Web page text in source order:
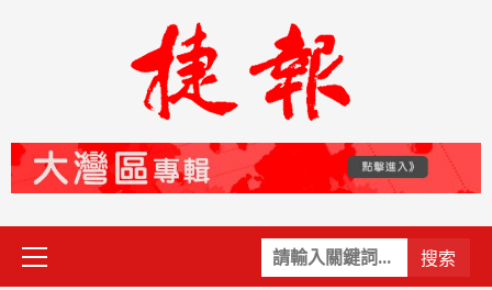
關
鍵
Primary
Menu